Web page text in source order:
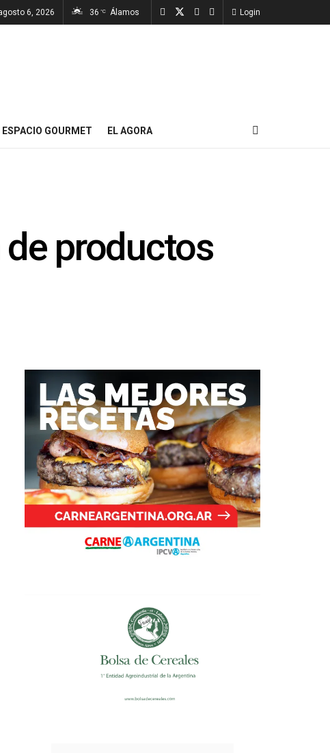
6, 2026 36 °C Álamos Login
ESPACIO GOURMET EL AGORA
productos